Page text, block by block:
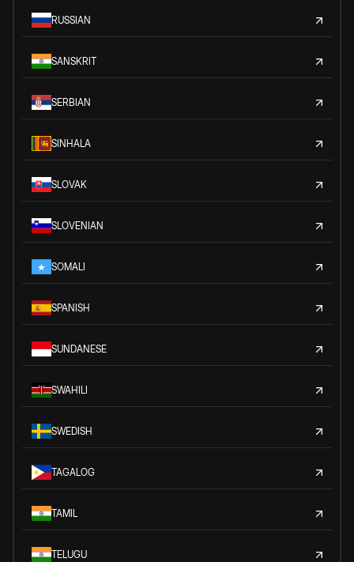
RUSSIAN
SANSKRIT
SERBIAN
SINHALA
SLOVAK
SLOVENIAN
SOMALI
SPANISH
SUNDANESE
SWAHILI
SWEDISH
TAGALOG
TAMIL
TELUGU